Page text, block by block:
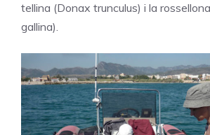
tellina (Donax trunculus) i la
gallina).